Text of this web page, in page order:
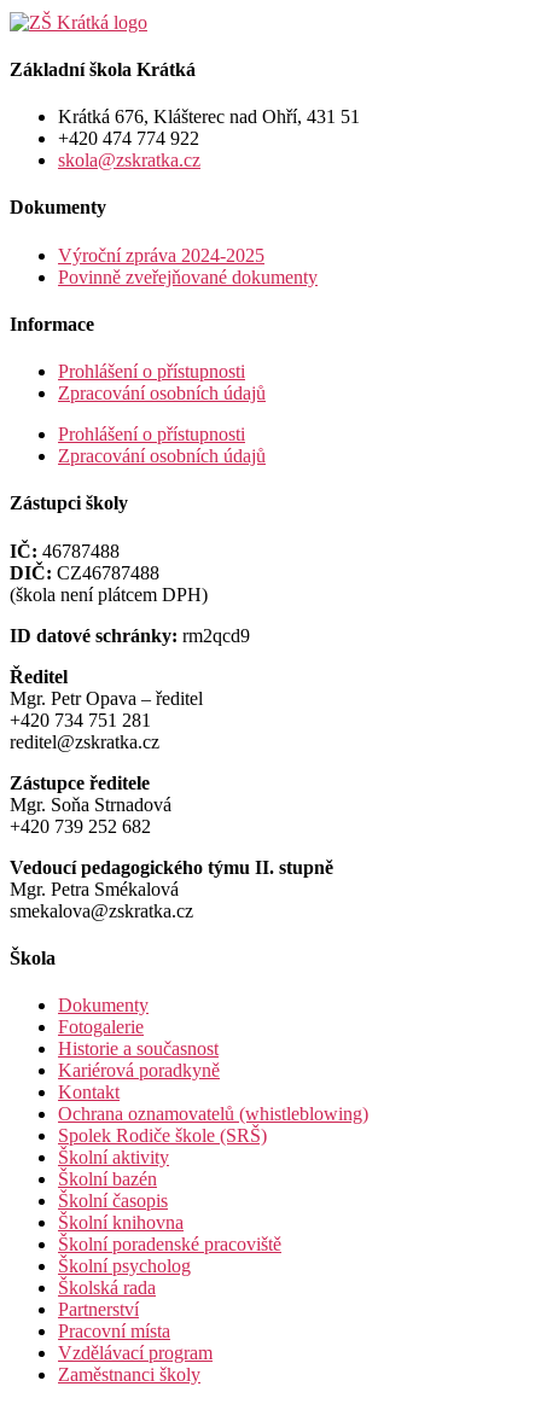
Základní škola Krátká
Krátká 676, Klášterec nad Ohří, 431 51
+420 474 774 922
skola@zskratka.cz
Dokumenty
Výroční zpráva 2024-2025
Povinně zveřejňované dokumenty
Informace
Prohlášení o přístupnosti
Zpracování osobních údajů
Prohlášení o přístupnosti
Zpracování osobních údajů
Zástupci školy
IČ: 46787488
DIČ: CZ46787488
(škola není plátcem DPH)
ID datové schránky: rm2qcd9
Ředitel
Mgr. Petr Opava – ředitel
+420 734 751 281
reditel@zskratka.cz
Zástupce ředitele
Mgr. Soňa Strnadová
+420 739 252 682
Vedoucí pedagogického týmu II. stupně
Mgr. Petra Smékalová
smekalova@zskratka.cz
Škola
Dokumenty
Fotogalerie
Historie a současnost
Kariérová poradkyně
Kontakt
Ochrana oznamovatelů (whistleblowing)
Spolek Rodiče škole (SRŠ)
Školní aktivity
Školní bazén
Školní časopis
Školní knihovna
Školní poradenské pracoviště
Školní psycholog
Školská rada
Partnerství
Pracovní místa
Vzdělávací program
Zaměstnanci školy